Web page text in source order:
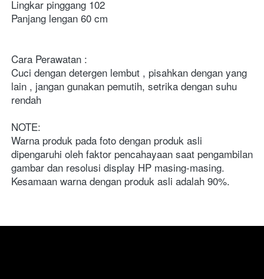
Lingkar pinggang 102
Panjang lengan 60 cm
Cara Perawatan :
Cuci dengan detergen lembut , pisahkan dengan yang
lain , jangan gunakan pemutih, setrika dengan suhu
rendah
NOTE:
Warna produk pada foto dengan produk asli
dipengaruhi oleh faktor pencahayaan saat pengambilan
gambar dan resolusi display HP masing-masing.
Kesamaan warna dengan produk asli adalah 90%.